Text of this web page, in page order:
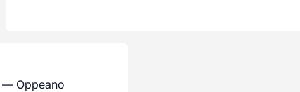
— Oppeano